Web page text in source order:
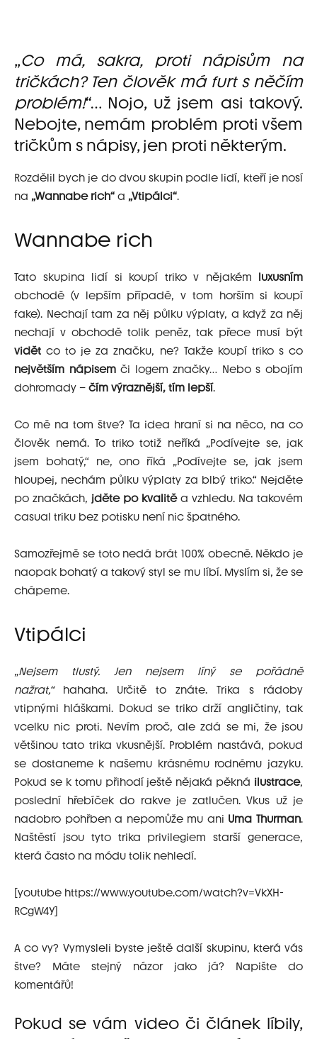
„Co má, sakra, proti nápisům na
tričkách? Ten člověk má furt s něčím
problém!“… Nojo, už jsem asi takový.
Nebojte, nemám problém proti všem
tričkům s nápisy, jen proti některým.
Rozdělil bych je do dvou skupin podle lidí, kteří je nosí
na „Wannabe rich“ a „Vtipálci“.
Wannabe rich
Tato skupina lidí si koupí triko v nějakém luxusním
obchodě (v lepším případě, v tom horším si koupí
fake). Nechají tam za něj půlku výplaty, a když za něj
nechají v obchodě tolik peněz, tak přece musí být
vidět co to je za značku, ne? Takže koupí triko s co
největším nápisemči logem značky… Nebo s obojím
dohromady – čím výraznější, tím lepší.
Co mě na tom štve? Ta idea hraní si na něco, na co
člověk nemá. To triko totiž neříká „Podívejte se, jak
jsem bohatý,“ ne, ono říká „Podívejte se, jak jsem
hloupej, nechám půlku výplaty za blbý triko.“ Nejděte
po značkách, jděte po kvalitěa vzhledu. Na takovém
casual triku bez potisku není nic špatného.
Samozřejmě se toto nedá brát 100% obecně. Někdo je
naopak bohatý a takový styl se mu líbí. Myslím si, že se
chápeme.
Vtipálci
„Nejsem tlustý. Jen nejsem líný se pořádně
nažrat,“hahaha. Určitě to znáte. Trika s rádoby
vtipnými hláškami. Dokud se triko drží angličtiny, tak
vcelku nic proti. Nevím proč, ale zdá se mi, že jsou
většinou tato trika vkusnější. Problém nastává, pokud
se dostaneme k našemu krásnému rodnému jazyku.
Pokud se k tomu přihodí ještě nějaká pěkná ilustrace,
poslední hřebíček do rakve je zatlučen. Vkus už je
nadobro pohřben a nepomůže mu ani Uma Thurman.
Naštěstí jsou tyto trika privilegiem starší generace,
která často na módu tolik nehledí.
[youtube https://www.youtube.com/watch?v=VkXH-
RCgW4Y]
A co vy? Vymysleli byste ještě další skupinu, která vás
štve? Máte stejný názor jako já? Napište do
komentářů!
Pokud se vám video či článek líbily,